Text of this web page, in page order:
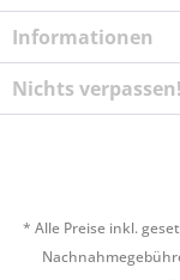
Informationen
Nichts verpassen!
* Alle Preise inkl.